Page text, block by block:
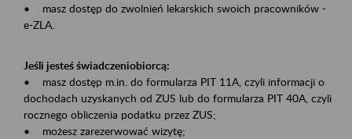
• masz dostęp do zwolnień lekarskich swoich pracowników -
e-ZLA.
Jeśli jesteś świadczeniobiorcą:
• masz dostęp m.in. do formularza PIT 11A, czyli informacji o
dochodach uzyskanych od ZUS lub do formularza PIT 40A, czyli
rocznego obliczenia podatku przez ZUS;
• możesz zarezerwować wizytę;